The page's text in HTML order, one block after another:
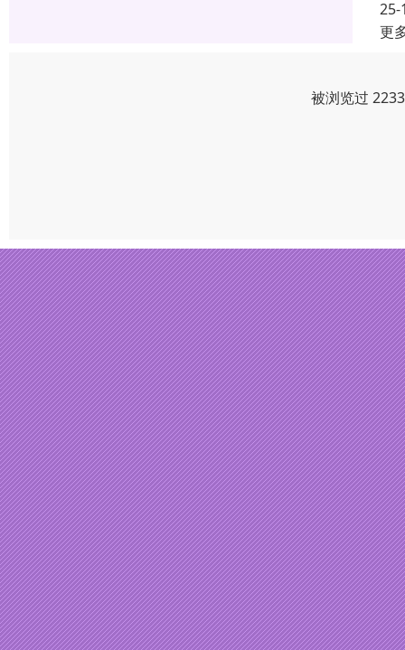
25-
更
被浏览过